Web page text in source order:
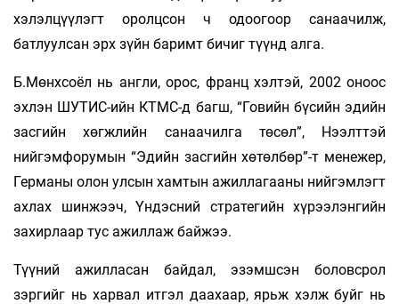
хэлэлцүүлэгт оролцсон ч одоогоор санаачилж,
батлуулсан эрх зүйн баримт бичиг түүнд алга.
Б.Мөнхсоёл нь англи, орос, франц хэлтэй, 2002 оноос
эх­лэн ШУТИС-ийн КТМС-д багш, “Говийн бүсийн эдийн
засгийн хөгж­лийн санаачилга төсөл”, Нээлттэй
нийгэмфорумын “Эдийн засгийн хөтөлбөр”-т менежер,
Германы олон улсын хам­тын ажил­лагааны нийгэмлэгт
ахлах шинжээч, Үндэсний ст­рате­гийн хү­рээлэнгийн
захирлаар тус ажиллаж байжээ.
Түүний ажилласан байдал, эзэмшсэн боловсрол
зэргийг нь хар­вал итгэл даахаар, ярьж хэлж буйг нь